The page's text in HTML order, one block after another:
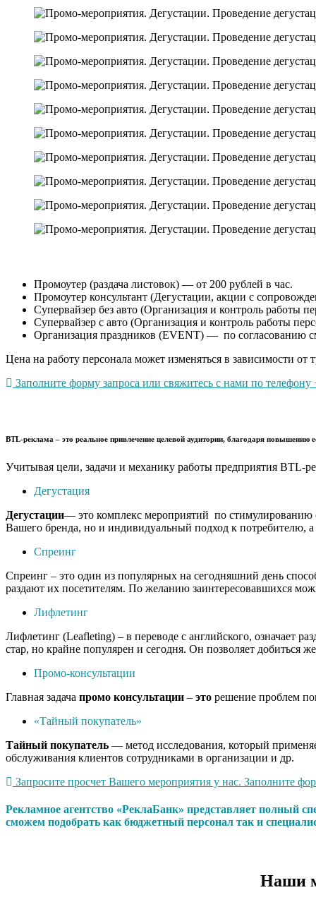
Промоутер (раздача листовок) — от 200 рублей в час.
Промоутер консультант (Дегустации, акции с
Супервайзер без авто (Организация и контроль работы
Супервайзер с авто (Организация и контроль работы
Организация праздников (EVENT) — по согласованию
Цена на работу персонала может изменяться в зависимости
Заполните форму запроса или свяжитесь с нами по
BTL-реклама – это реальное привлечение целевой аудитории, благодаря
Учитывая цели, задачи и механику работы предприятия BTL-
Дегустация
Дегустации— это комплекс мероприятий по стимулированию
Вашего бренда, но и индивидуальный подход к потребителю, а
Спреинг
Спреинг – это один из популярных на сегодняшний день
раздают их посетителям. По желанию заинтересовавшихся
Лифлетинг
Лифлетинг (Leafleting) – в переводе с английского, означает
стар, но крайне популярен и сегодня. Он позволяет добиться
Промо-консультации
Главная задача промо консультации – это решение проблем
«Тайный покупатель»
Тайный покупатель — метод исследования, который
обслуживания клиентов сотрудниками в организации и др.
Запросите просчет Вашего мероприятия у нас. Заполните
Рекламное агентство «РеклаБанк» представляет
сможем подобрать как бюджетный персонал так и
Наши